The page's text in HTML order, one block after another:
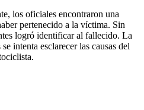
los oficiales encontraron una
pertenecido a la víctima. Sin
logró identificar al fallecido. La
intenta esclarecer las causas del